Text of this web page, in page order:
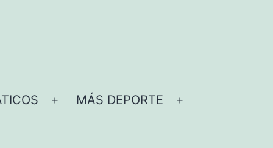
Abrir
MÁS DEPORTE